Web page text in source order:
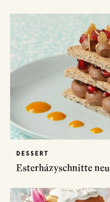
DESSERT
Esterházyschnitte neu